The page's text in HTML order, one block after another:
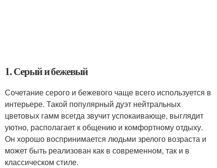
1. Серый и бежевый
Сочетание серого и бежевого чаще всего используется в
интерьере. Такой популярный дуэт нейтральных
цветовых гамм всегда звучит успокаивающе, выглядит
уютно, располагает к общению и комфортному отдыху.
Он хорошо воспринимается людьми зрелого возраста и
может быть реализован как в современном, так и в
классическом стиле.